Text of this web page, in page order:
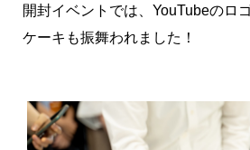
開封イベントでは、YouTubeのロ
ケーキも振舞われました！